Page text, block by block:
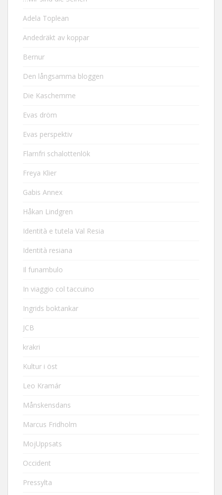
Adela Toplean
Andedräkt av koppar
Bernur
Den långsamma bloggen
Die Kaschemme
Evas dröm
Evas perspektiv
Flarnfri schalottenlök
Freya Klier
Gabis Annex
Håkan Lindgren
Identità e tutela Val Resia
Identità resiana
Il funambulo
In viaggio col taccuino
Ingrids boktankar
JCB
krakri
Kultur i öst
Leo Kramár
Månskensdans
Marcus Fridholm
MojUppsats
Occident
Pressylta